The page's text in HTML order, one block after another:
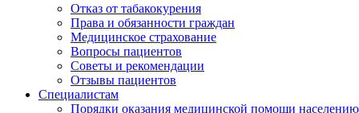
Отказ от табакокурения
Права и обязанности граждан
Медицинское страхование
Вопросы пациентов
Советы и рекомендации
Отзывы пациентов
Специалистам
Порядки оказания медицинской помощи населению